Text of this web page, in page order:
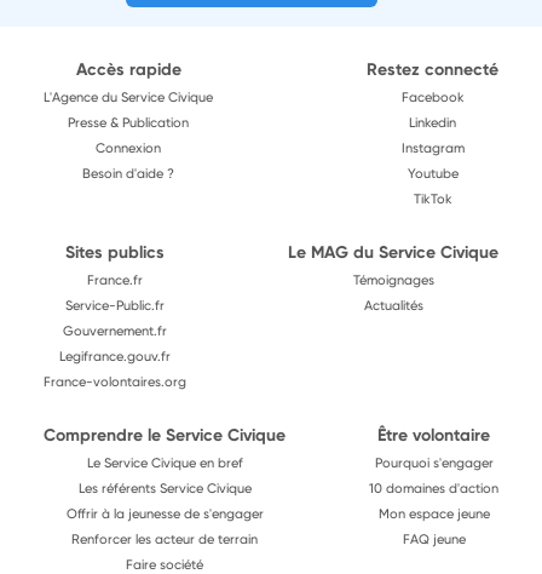
Accès rapide
L'Agence du Service Civique
Presse & Publication
Connexion
Besoin d'aide ?
Restez connecté
Facebook
Linkedin
Instagram
Youtube
TikTok
Sites publics
France.fr
Service-Public.fr
Gouvernement.fr
Legifrance.gouv.fr
France-volontaires.org
Le MAG du Service Civique
Témoignages
Actualités
Comprendre le Service Civique
Le Service Civique en bref
Les référents Service Civique
Offrir à la jeunesse de s'engager
Renforcer les acteur de terrain
Faire société
Être volontaire
Pourquoi s'engager
10 domaines d'action
Mon espace jeune
FAQ jeune